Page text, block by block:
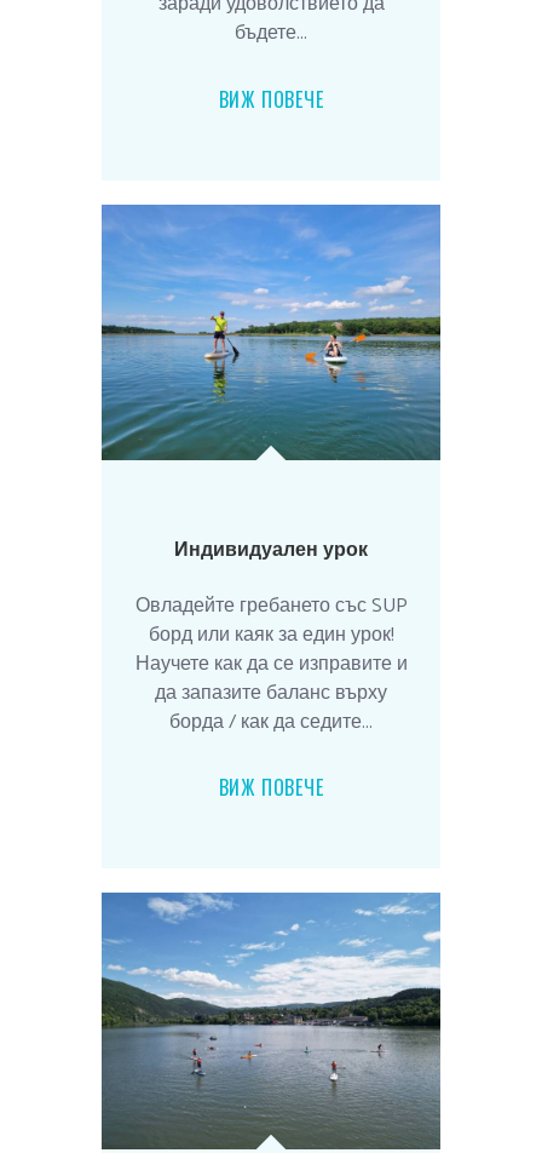
бъдете...
ВИЖ ПОВЕЧЕ
Индивидуален урок
Овладейте гребането със SUP
борд или каяк за един урок!
Научете как да се изправите и
да запазите баланс върху
борда / как да седите...
ВИЖ ПОВЕЧЕ